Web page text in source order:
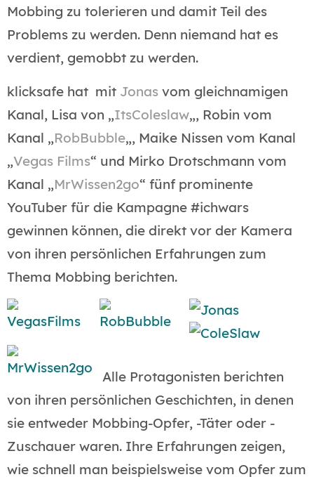
Mobbing zu tolerieren und damit Teil des
Problems zu werden. Denn niemand hat es
verdient, gemobbt zu werden.
klicksafe hat mit Jonas vom gleichnamigen
Kanal, Lisa von „ItsColeslaw„, Robin vom
Kanal „RobBubble„, Maike Nissen vom Kanal
„Vegas Films“ und Mirko Drotschmann vom
Kanal „MrWissen2go“ fünf prominente
YouTuber für die Kampagne #ichwars
gewinnen können, die direkt vor der Kamera
von ihren persönlichen Erfahrungen zum
Thema Mobbing berichten.
Alle Protagonisten berichten
von ihren persönlichen Geschichten, in denen
sie entweder Mobbing-Opfer, -Täter oder -
Zuschauer waren. Ihre Erfahrungen zeigen,
wie schnell man beispielsweise vom Opfer zum